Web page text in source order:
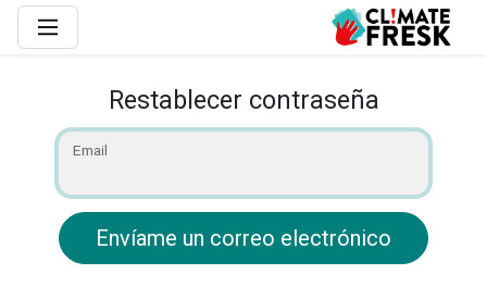
Restablecer contraseña
Email